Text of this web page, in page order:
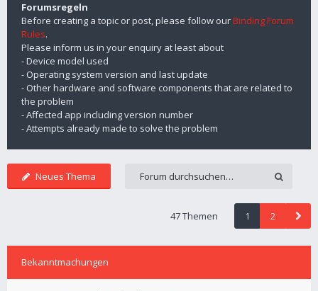
Forumsregeln
Before creating a topic or post, please follow ourBinding Forum
Rules.
Please inform us in your enquiry at least about
- Device model used
- Operating system version and last update
- Other hardware and software components that are related to
the problem
- Affected app including version number
- Attempts already made to solve the problem
Neues Thema
47 Themen 1 2
Bekanntmachungen